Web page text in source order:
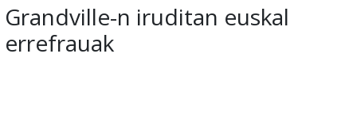
Grandville-n iruditan euskal
errefrauak